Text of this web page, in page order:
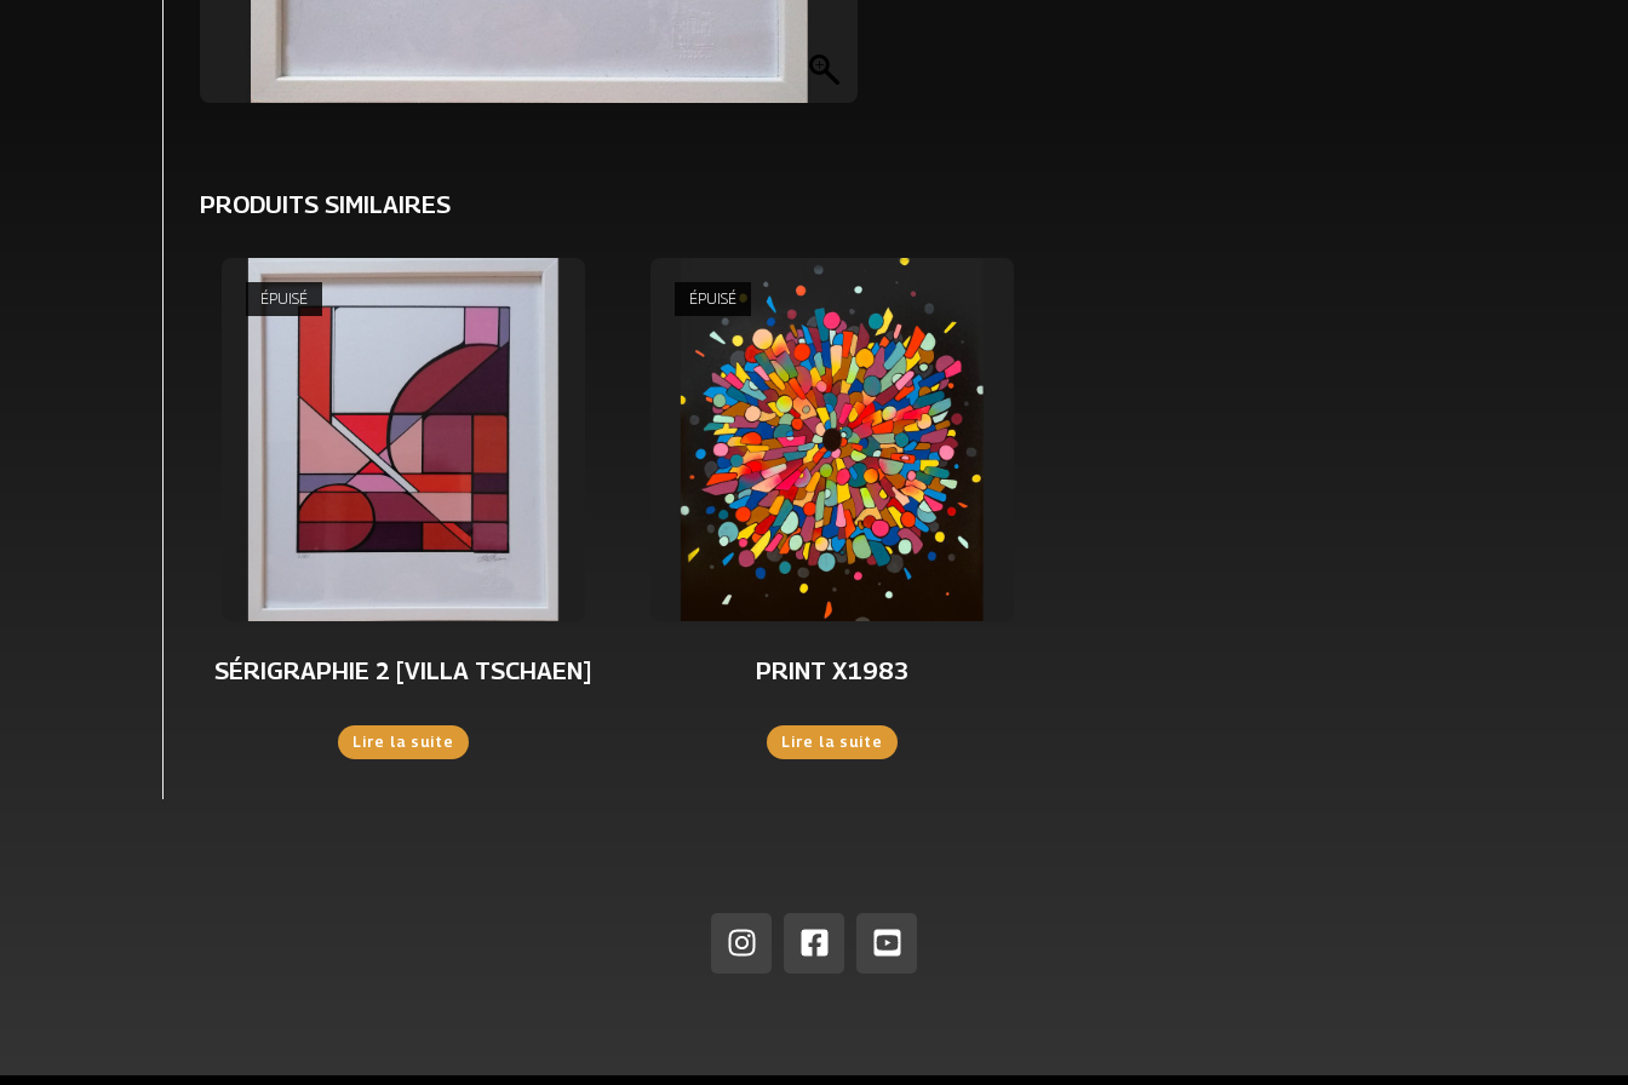
PRODUITS SIMILAIRES
ÉPUISÉ
SÉRIGRAPHIE 2 [VILLA TSCHAEN]
Lire la suite
ÉPUISÉ
PRINT X1983
Lire la suite